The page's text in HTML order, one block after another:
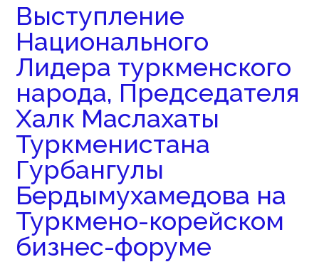
Выступление
Национального
Лидера туркменского
народа, Председателя
Халк Маслахаты
Туркменистана
Гурбангулы
Бердымухамедова на
Туркмено-корейском
бизнес-форуме